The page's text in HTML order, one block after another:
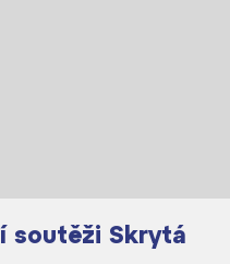
soutěži Skrytá